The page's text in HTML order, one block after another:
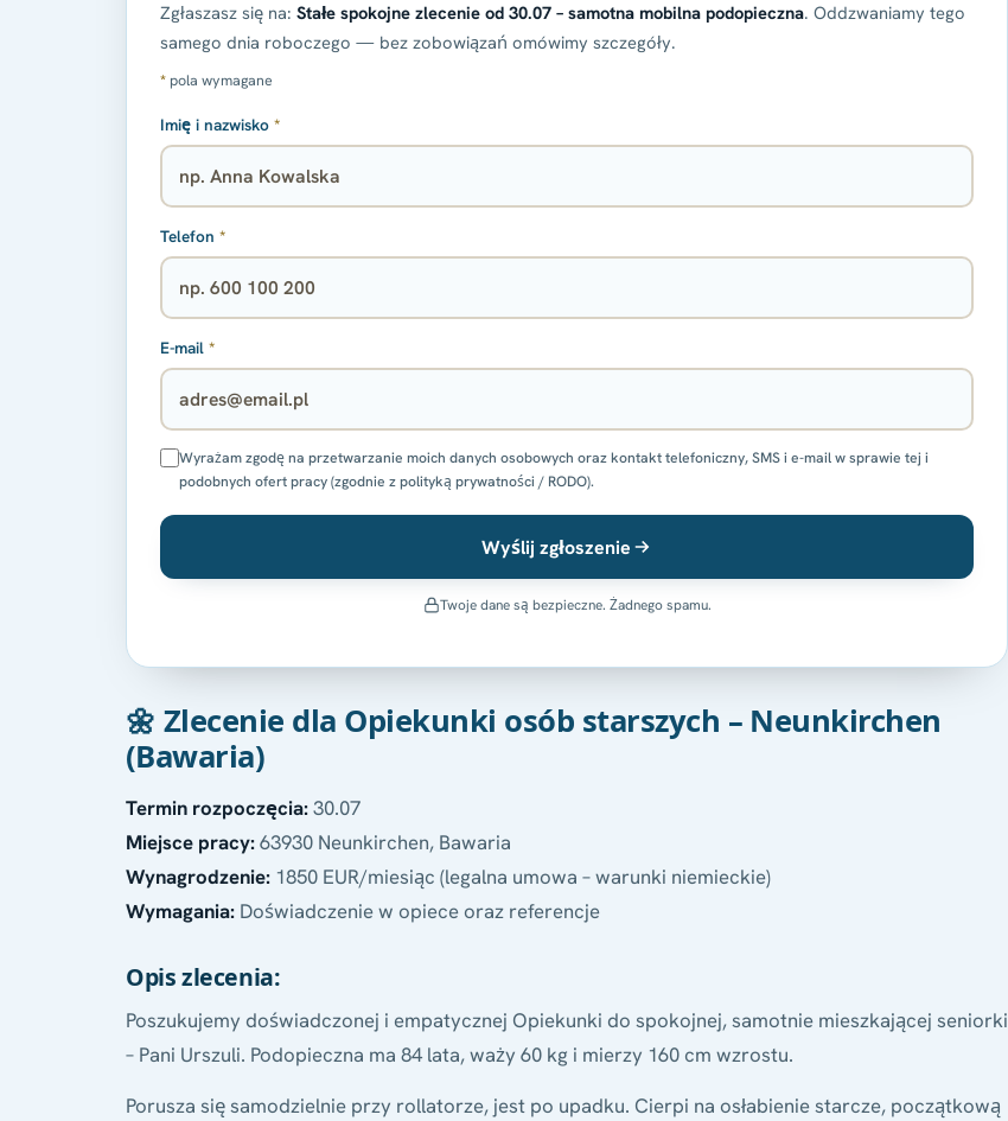
Zgłaszasz się na: Stałe spokojne zlecenie od 30.07 – samotna mobilna podopieczna. Oddzwaniamy tego
samego dnia roboczego — bez zobowiązań omówimy szczegóły.
* pola wymagane
Imię i nazwisko *
Telefon *
E-mail *
Wyrażam zgodę na przetwarzanie moich danych osobowych oraz kontakt telefoniczny, SMS i e-mail w sprawie tej i
podobnych ofert pracy (zgodnie z polityką prywatności / RODO).
Wyślij zgłoszenie
Twoje dane są bezpieczne. Żadnego spamu.
🌼 Zlecenie dla Opiekunki osób starszych – Neunkirchen
(Bawaria)
Termin rozpoczęcia:30.07
Miejsce pracy:63930 Neunkirchen, Bawaria
Wynagrodzenie: 1850 EUR/miesiąc (legalna umowa – warunki niemieckie)
Wymagania: Doświadczenie w opiece oraz referencje
Opis zlecenia:
Poszukujemy doświadczonej i empatycznej Opiekunki do spokojnej, samotnie mieszkającej seniorki
– Pani Urszuli. Podopieczna ma 84 lata, waży 60 kg i mierzy 160 cm wzrostu.
Porusza się samodzielnie przy rollatorze, jest po upadku. Cierpi na osłabienie starcze, początkową